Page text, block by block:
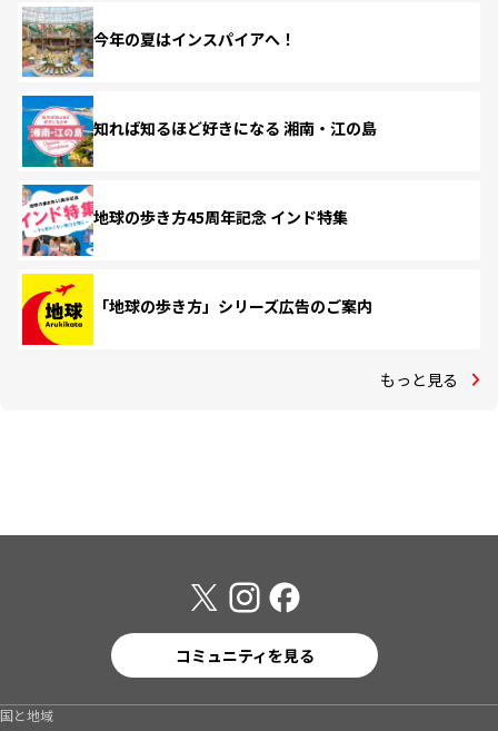
今年の夏はインスパイアへ！
知れば知るほど好きになる 湘南・江の島
地球の歩き方45周年記念 インド特集
「地球の歩き方」シリーズ広告のご案内
もっと見る
コミュニティを見る
国と地域